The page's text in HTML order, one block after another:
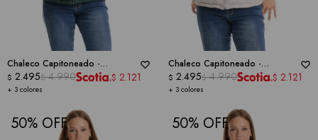
Chaleco Capitoneado -
WEATHERPROOF
+ 3 colores
$ 2.495$ 4.990 $ 2.121
Chaleco Capitoneado -
WEATHERPROOF
+ 3 colores
$ 2.495$ 4.990 $ 2.121
50 50